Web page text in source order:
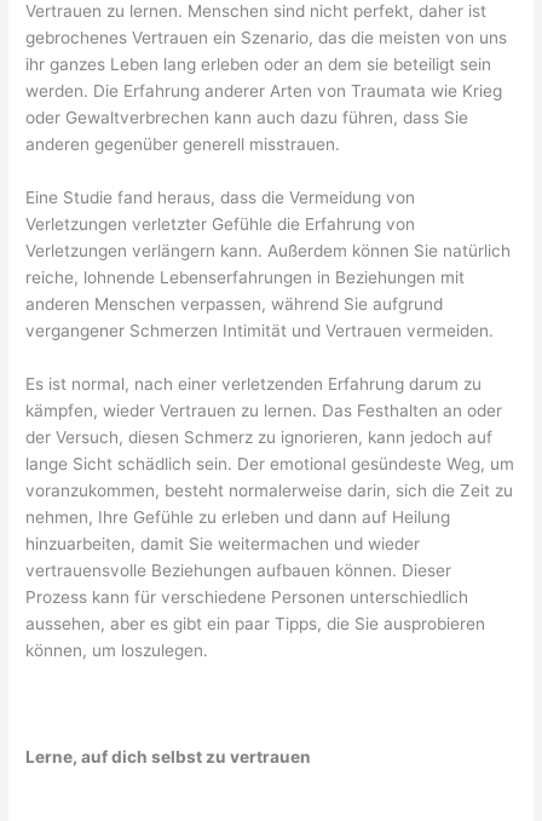
Vertrauen zu lernen. Menschen sind nicht perfekt, daher ist
gebrochenes Vertrauen ein Szenario, das die meisten von uns
ihr ganzes Leben lang erleben oder an dem sie beteiligt sein
werden. Die Erfahrung anderer Arten von Traumata wie Krieg
oder Gewaltverbrechen kann auch dazu führen, dass Sie
anderen gegenüber generell misstrauen.
Eine Studie fand heraus, dass die Vermeidung von
Verletzungen verletzter Gefühle die Erfahrung von
Verletzungen verlängern kann. Außerdem können Sie natürlich
reiche, lohnende Lebenserfahrungen in Beziehungen mit
anderen Menschen verpassen, während Sie aufgrund
vergangener Schmerzen Intimität und Vertrauen vermeiden.
Es ist normal, nach einer verletzenden Erfahrung darum zu
kämpfen, wieder Vertrauen zu lernen. Das Festhalten an oder
der Versuch, diesen Schmerz zu ignorieren, kann jedoch auf
lange Sicht schädlich sein. Der emotional gesündeste Weg, um
voranzukommen, besteht normalerweise darin, sich die Zeit zu
nehmen, Ihre Gefühle zu erleben und dann auf Heilung
hinzuarbeiten, damit Sie weitermachen und wieder
vertrauensvolle Beziehungen aufbauen können. Dieser
Prozess kann für verschiedene Personen unterschiedlich
aussehen, aber es gibt ein paar Tipps, die Sie ausprobieren
können, um loszulegen.
Lerne, auf dich selbst zu vertrauen